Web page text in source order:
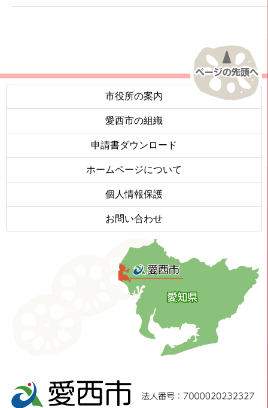
市役所の案内
愛西市の組織
申請書ダウンロード
ホームページについて
個人情報保護
お問い合わせ